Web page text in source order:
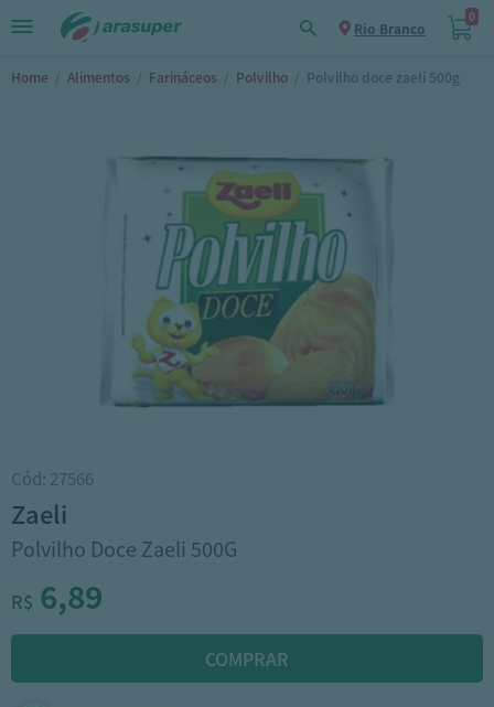
Rio Branco
0
Home / Alimentos / Farináceos / Polvilho / Polvilho doce zaeli 500g
Cód: 27566
zaeli
Polvilho Doce Zaeli 500G
R$ 6,89